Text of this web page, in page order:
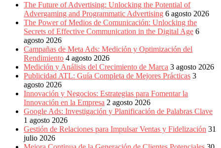
América
mirada
estratégica
versátil
Marketing
LATAM
Bitácora
The Future of Advertising: Unlocking the Potential of
Advergaming and Programmatic Advertising 6 agosto 2026
The Power of Medios de Comunicación: Unlocking the
Secrets of Effective Communication in the Digital Age 6
agosto 2026
Campañas de Meta Ads: Medición y Optimización del
Rendimiento 4 agosto 2026
Medición y Análisis del Crecimiento de Marca 3 agosto 2026
Publicidad ATL: Guía Completa de Mejores Prácticas 3
agosto 2026
Innovación y Negocios: Estrategias para Fomentar la
Innovación en la Empresa 2 agosto 2026
Google Ads: Investigación y Planificación de Palabras Clave
1 agosto 2026
Gestión de Relaciones para Impulsar Ventas y Fidelización 31
julio 2026